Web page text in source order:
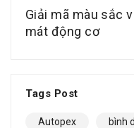
Giải mã màu sắc
mát động cơ
Tags Post
Autopex bình